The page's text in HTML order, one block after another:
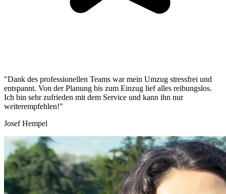
"Dank des professionellen Teams war mein Umzug stressfrei und
entspannt. Von der Planung bis zum Einzug lief alles reibungslos.
Ich bin sehr zufrieden mit dem Service und kann ihn nur
weiterempfehlen!"
Josef Hempel